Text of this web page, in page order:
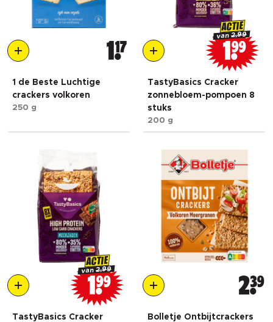
1 17
1 de Beste Luchtige
crackers volkoren
250 g
ACTIE
van2.99
1 99
TastyBasics Cracker
zonnebloem-pompoen 8
stuks
200 g
ACTIE
van2.99
1 99
TastyBasics Cracker
239
Bolletje Ontbijtcrackers